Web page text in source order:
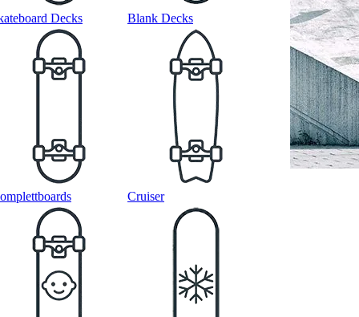
Decks Blank Decks
Cruiser